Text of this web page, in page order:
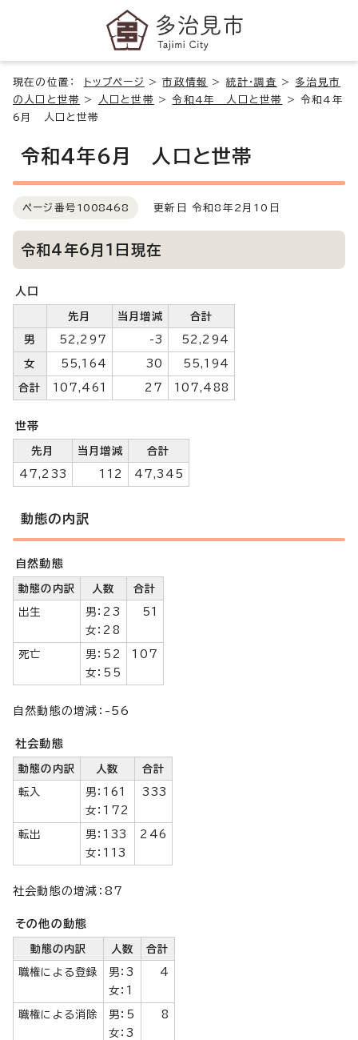
現在の位置： トップページ >市政情報 > 統計・調査 >多治見市
の人口と世帯
> 人口と世帯 >令和4年 人口と世帯 >令和4年
6月 人口と世帯
令和4年6月 人口と世帯
ページ番号 1008468 更新日 令和8年2月10日
令和4年6月1日現在
人口
先月 当月増減 合計
男 52,297 -3 52,294
女 55,164 30 55,194
合計 107,461 27 107,488
世帯
先月 当月増減 合計
47,233 112 47,345
動態の内訳
自然動態
動態の内訳 人数 合計
出生
男：23
女：28
51
死亡
男：52
女：55
107
自然動態の増減：-56
社会動態
動態の内訳 人数 合計
転入
男：161
女：172
333
転出
男：133
女：113
246
社会動態の増減：87
その他の動態
動態の内訳 人数 合計
職権による登録
男：3
女：1
4
職権による消除
男：5
女：3
8